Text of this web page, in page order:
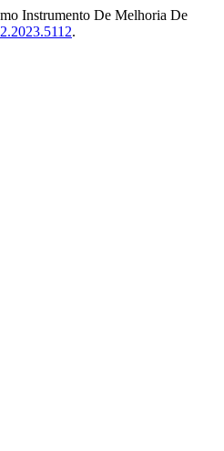
Instrumento De Melhoria De
.